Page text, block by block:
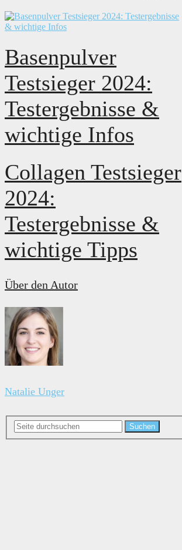
Basenpulver
Testsieger 2024:
Testergebnisse &
wichtige Infos
Collagen Testsieger
2024:
Testergebnisse &
wichtige Tipps
Über den Autor
Natalie Unger
Suchen